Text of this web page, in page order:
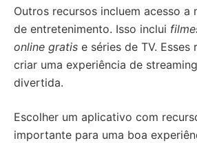
Outros recursos incluem acesso a
de entretenimento. Isso inclui
online gratis e séries de TV. Esses
criar uma experiência de
divertida.
Escolher um aplicativo com
importante para uma boa